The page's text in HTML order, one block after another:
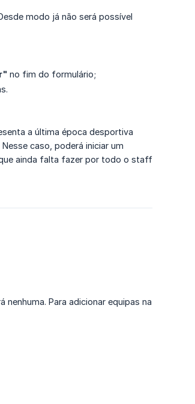
modo já não será possível
no fim do formulário;
a última época desportiva
caso, poderá iniciar um
ainda falta fazer por todo o staff
Para adicionar equipas na